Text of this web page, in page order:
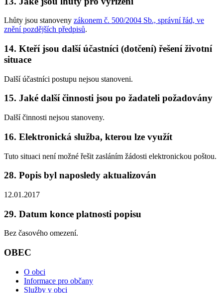
Lhůty jsou stanoveny zákonem č. 500/2004 Sb., správní řád, ve
znění pozdějších předpisů.
14. Kteří jsou další účastníci (dotčení) řešení životní
situace
Další účastníci postupu nejsou stanoveni.
15. Jaké další činnosti jsou po žadateli požadovány
Další činnosti nejsou stanoveny.
16. Elektronická služba, kterou lze využít
Tuto situaci není možné řešit zasláním žádosti elektronickou poštou.
28. Popis byl naposledy aktualizován
12.01.2017
29. Datum konce platnosti popisu
Bez časového omezení.
OBEC
O obci
Informace pro občany
Služby v obci